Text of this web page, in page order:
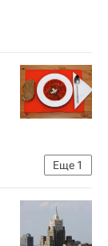
Еще 1